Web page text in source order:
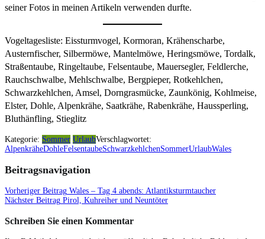
seiner Fotos in meinen Artikeln verwenden durfte.
Vogeltagesliste: Eissturmvogel, Kormoran, Krähenscharbe,
Austernfischer, Silbermöwe, Mantelmöwe, Heringsmöwe, Tordalk,
Straßentaube, Ringeltaube, Felsentaube, Mauersegler, Feldlerche,
Rauchschwalbe, Mehlschwalbe, Bergpieper, Rotkehlchen,
Schwarzkehlchen, Amsel, Dorngrasmücke, Zaunkönig, Kohlmeise,
Elster, Dohle, Alpenkrähe, Saatkrähe, Rabenkrähe, Haussperling,
Bluthänfling, Stieglitz
Kategorie: Sommer UrlaubVerschlagwortet:
AlpenkräheDohleFelsentaubeSchwarzkehlchenSommerUrlaubWales
Beitragsnavigation
Vorheriger Beitrag Wales – Tag 4 abends: Atlantiksturmtaucher
Nächster Beitrag Pirol, Kuhreiher und Neuntöter
Schreiben Sie einen Kommentar